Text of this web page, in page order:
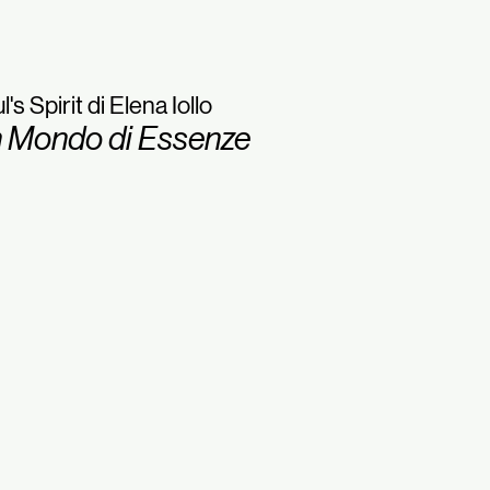
Spirit di Elena Iollo
Mondo di Essenze